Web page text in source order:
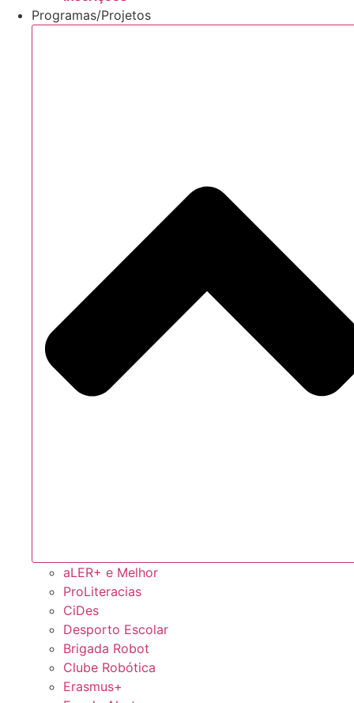
Programas/Projetos
aLER+ e Melhor
ProLiteracias
CiDes
Desporto Escolar
Brigada Robot
Clube Robótica
Erasmus+